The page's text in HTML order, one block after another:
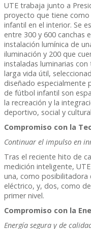
UTE trabaja junto a
proyecto que tiene
infantil en el interior. Se
entre 300 y 600 canchas
instalación lumínica de
iluminación y 200 que
instaladas luminarias
larga vida útil,
diseñado especialmente
de fútbol infantil son
la recreación y la
deportivo, social y
Compromiso con la
Continuar el impulso en
Tras el reciente hito de
medición inteligente,
una, como posibilitadora
eléctrico, y, dos, como
primer nivel.
Compromiso con la
Energía segura y de